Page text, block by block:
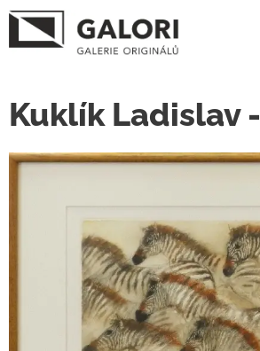
Kuklík Ladislav